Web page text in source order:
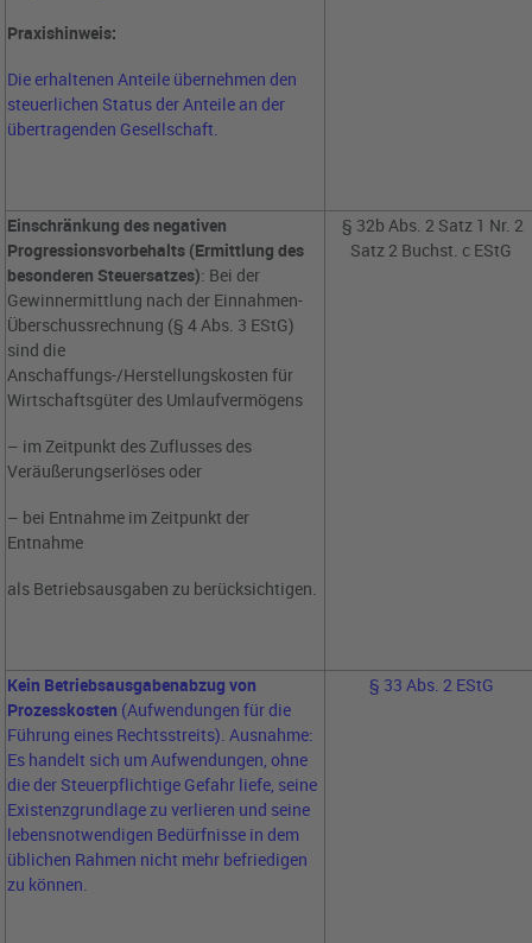
Praxishinweis:
Die erhaltenen Anteile übernehmen den
steuerlichen Status der Anteile an der
übertragenden Gesellschaft.
Einschränkung des negativen
Progressionsvorbehalts (Ermittlung des
besonderen Steuersatzes): Bei der
Gewinnermittlung nach der Einnahmen-
Überschussrechnung (§ 4 Abs. 3 EStG)
sind die
Anschaffungs-/Herstellungskosten für
Wirtschaftsgüter des Umlaufvermögens
– im Zeitpunkt des Zuflusses des
Veräußerungserlöses oder
– bei Entnahme im Zeitpunkt der
Entnahme
als Betriebsausgaben zu berücksichtigen.
§ 32b Abs. 2 Satz 1 Nr. 2
Satz 2 Buchst. c EStG
Kein Betriebsausgabenabzug von
Prozesskosten (Aufwendungen für die
Führung eines Rechtsstreits). Ausnahme:
Es handelt sich um Aufwendungen, ohne
die der Steuerpflichtige Gefahr liefe, seine
Existenzgrundlage zu verlieren und seine
lebensnotwendigen Bedürfnisse in dem
üblichen Rahmen nicht mehr befriedigen
zu können.
§ 33 Abs. 2 EStG